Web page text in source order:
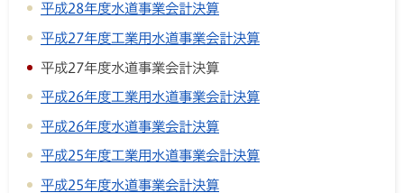
平成28年度水道事業会計決算
平成27年度工業用水道事業会計決算
平成27年度水道事業会計決算
平成26年度工業用水道事業会計決算
平成26年度水道事業会計決算
平成25年度工業用水道事業会計決算
平成25年度水道事業会計決算